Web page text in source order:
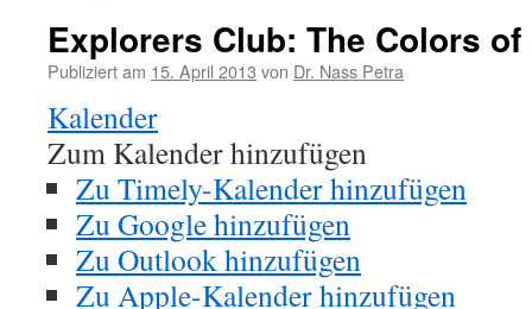
Explorers Club: The Colors
Publiziert am 15. April 2013 von Dr. Nass Petra
Kalender
Zum Kalender hinzufügen
Zu Timely-Kalender hinzufügen
Zu Google hinzufügen
Zu Outlook hinzufügen
Zu Apple-Kalender hinzufügen